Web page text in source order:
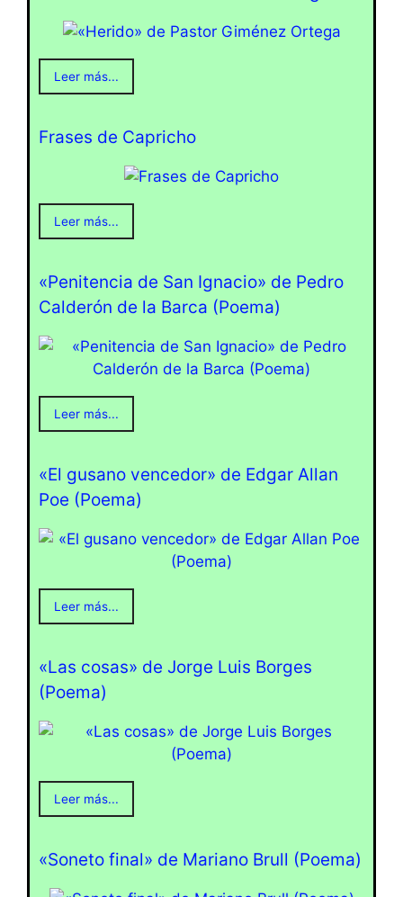
Leer más...
Frases de Capricho
Leer más...
«Penitencia de San Ignacio» de Pedro
Calderón de la Barca (Poema)
Leer más...
«El gusano vencedor» de Edgar Allan
Poe (Poema)
Leer más...
«Las cosas» de Jorge Luis Borges
(Poema)
Leer más...
«Soneto final» de Mariano Brull (Poema)